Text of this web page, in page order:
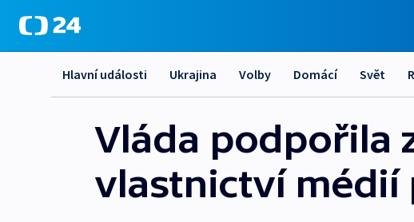
Hlavní události Ukrajina Volby Domácí Svět
Vláda podpořila
vlastnictví